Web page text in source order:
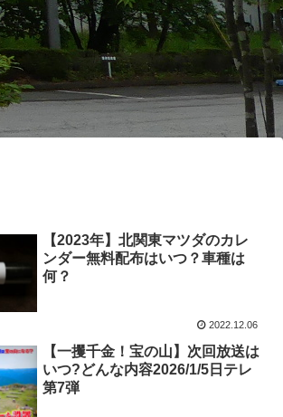
【2023年】北関東マツダのカレ
ンダー無料配布はいつ？車種は
何？
2022.12.06
【一攫千金！宝の山】次回放送は
いつ?どんな内容2026/1/5日テレ
第7弾